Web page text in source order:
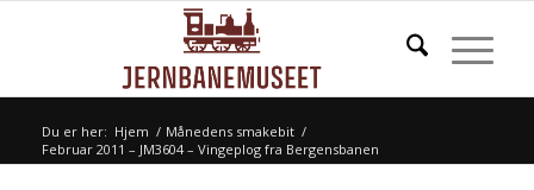
Du er her: Hjem / Månedens smakebit /
Februar 2011 – JM3604 – Vingeplog fra Bergensbanen